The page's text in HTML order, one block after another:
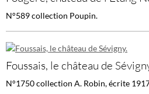
N°589 collection Poupin.
Foussais, le château de
N°1750 collection A. Robin, écrite